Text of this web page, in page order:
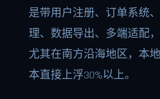
是带用户注册、订单系统
理、数据导出、多端适配，
尤其在南方沿海地区，本
本直接上浮30%以上。